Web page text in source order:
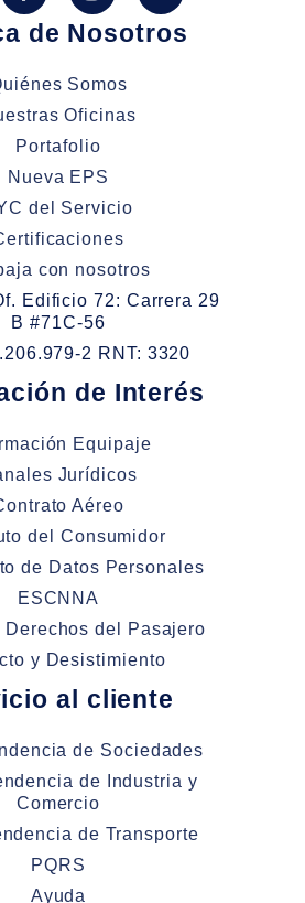
de Nosotros
Somos
Oficinas
Portafolio
Nueva EPS
del Servicio
con nosotros
Edificio 72: Carrera 29
B #71C-56
2 RNT: 3320
de Interés
Equipaje
Jurídicos
Aéreo
del Consumidor
de Datos Personales
ESCNNA
Derechos del Pasajero
y Desistimiento
al cliente
de Sociedades
de Industria y
Comercio
de Transporte
PQRS
Ayuda